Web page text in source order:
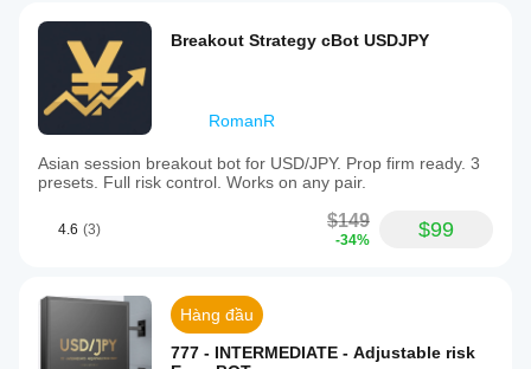
Breakout Strategy cBot USDJPY
RomanR
Asian session breakout bot for USD/JPY. Prop firm ready. 3
presets. Full risk control. Works on any pair.
4.6 (3) $149
-34% $99
Hàng đầu
777 - INTERMEDIATE - Adjustable risk